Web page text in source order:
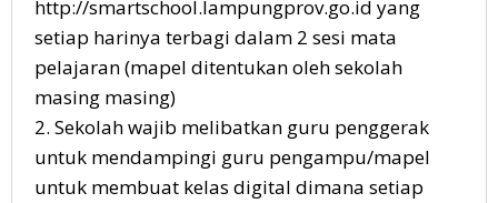
http://smartschool.lampungprov.go.id yang
setiap harinya terbagi dalam 2 sesi mata
pelajaran (mapel ditentukan oleh sekolah
masing masing)
2. Sekolah wajib melibatkan guru penggerak
untuk mendampingi guru pengampu/mapel
untuk membuat kelas digital dimana setiap